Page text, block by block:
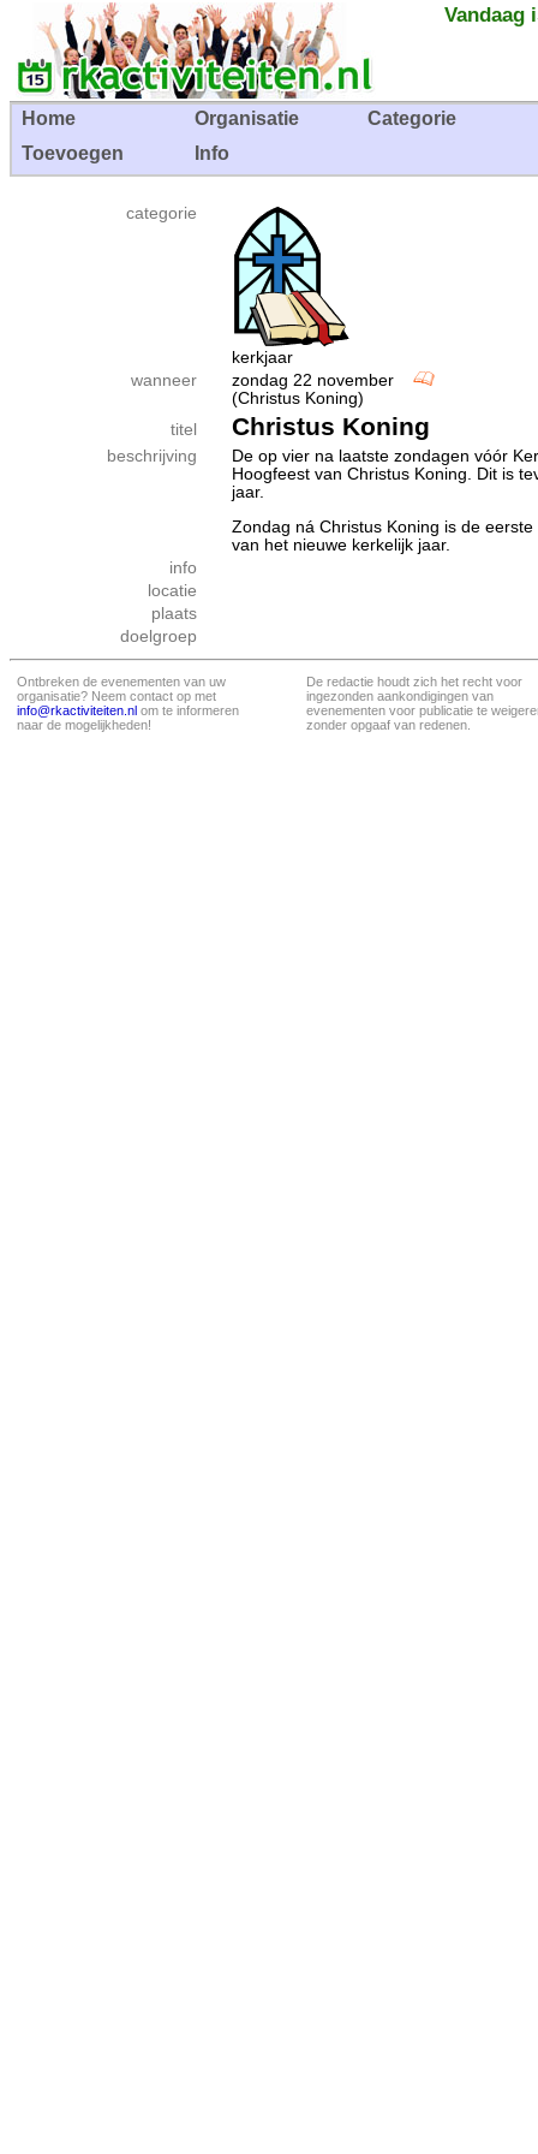
Vandaag
Home Organisatie
Categorie
Toevoegen
Info
categorie
kerkjaar
wanneer
zondag 22 november
(Christus Koning)
titel
Christus Koning
beschrijving
De op vier na laatste zondagen vóór
Hoogfeest van Christus Koning. Dit is
jaar.
Zondag ná Christus Koning is de
van het nieuwe kerkelijk jaar.
info
locatie
plaats
doelgroep
Ontbreken de evenementen van uw
organisatie? Neem contact op met
info@rkactiviteiten.nl om te informeren
naar de mogelijkheden!
De redactie houdt zich het recht voor
ingezonden aankondigingen van
evenementen voor publicatie te
zonder opgaaf van redenen.